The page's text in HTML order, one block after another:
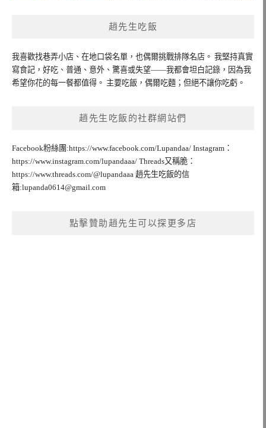
趙先生吃飯
我喜歡找巷弄小店、在地口袋名單，也偶爾挑戰排隊名店。 我堅持真實
寫食記，好吃、普通、意外、驚喜或失望——我都會坦白記錄，因為我
希望你花的每一餐都值得。 主要吃飯，偶爾吃麵；但絕不讓你吃虧。
趙先生吃飯的社群網站們
Facebook粉絲團:https://www.facebook.com/Lupandaa/ Instagram：
https://www.instagram.com/lupandaaa/ Threads又稱脆：
https://www.threads.com/@lupandaaa 趙先生吃飯的信
箱:lupanda0614@gmail.com
點擊贊助趙先生可以探更多店